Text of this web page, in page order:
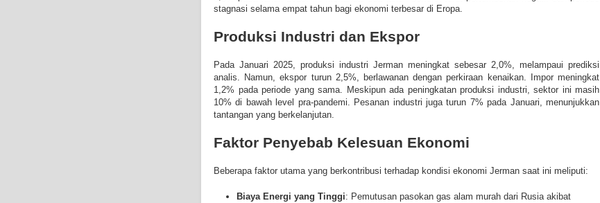
stagnasi selama empat tahun bagi ekonomi terbesar di Eropa.
Produksi Industri dan Ekspor
Pada Januari 2025, produksi industri Jerman meningkat sebesar 2,0%, melampaui prediksi
analis. Namun, ekspor turun 2,5%, berlawanan dengan perkiraan kenaikan. Impor meningkat
1,2% pada periode yang sama. Meskipun ada peningkatan produksi industri, sektor ini masih
10% di bawah level pra-pandemi. Pesanan industri juga turun 7% pada Januari, menunjukkan
tantangan yang berkelanjutan.
Faktor Penyebab Kelesuan Ekonomi
Beberapa faktor utama yang berkontribusi terhadap kondisi ekonomi Jerman saat ini meliputi:
Biaya Energi yang Tinggi: Pemutusan pasokan gas alam murah dari Rusia akibat